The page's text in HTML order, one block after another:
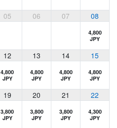
05 06 07 08
4,800
JPY
12 13 14 15
4,800
JPY
4,800
JPY
4,800
JPY
4,800
JPY
19 20 21 22
3,800
JPY
3,800
JPY
3,800
JPY
4,300
JPY